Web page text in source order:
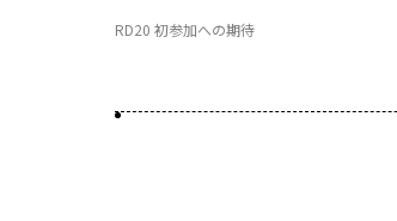
RD20 初参加への期待